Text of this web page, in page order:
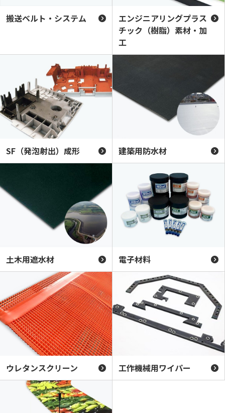
搬送ベルト・システム
エンジニアリングプラス
チック（樹脂）素材・加
工
SF（発泡射出）成形 建築用防水材
土木用遮水材 電子材料
ウレタンスクリーン 工作機械用ワイパー